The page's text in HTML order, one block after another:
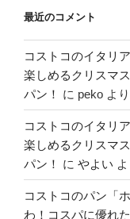
最近のコメント
コストコのイタリ
楽しめるクリスマ
パン！
に peko より
コストコのイタリ
楽しめるクリスマ
パン！
に やよい
コストコのパン「
わ！コスパに優れ